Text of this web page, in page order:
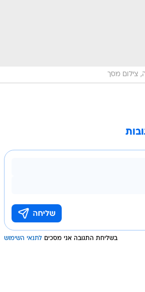
צילום מסך
בשליחת התגובה אני מסכים לתנאי השימוש